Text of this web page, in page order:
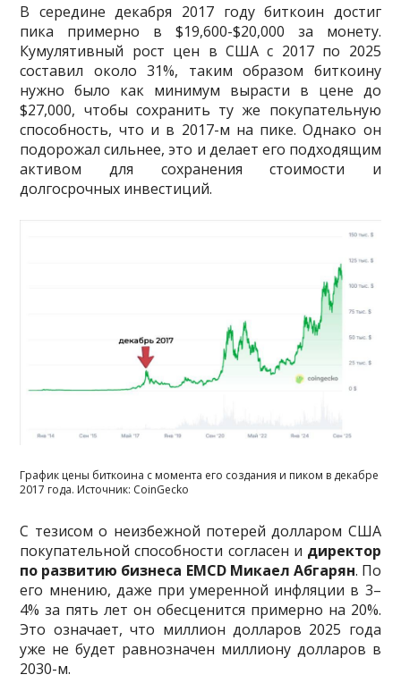
В середине декабря 2017 году биткоин достиг
пика примерно в $19,600-$20,000 за монету.
Кумулятивный рост цен в США с 2017 по 2025
составил около 31%, таким образом биткоину
нужно было как минимум вырасти в цене до
$27,000, чтобы сохранить ту же покупательную
способность, что и в 2017-м на пике. Однако он
подорожал сильнее, это и делает его подходящим
активом для сохранения стоимости и
долгосрочных инвестиций.
График цены биткоина с момента его создания и пиком в декабре
2017 года. Источник: CoinGecko
С тезисом о неизбежной потерей долларом США
покупательной способности согласен и директор
по развитию бизнеса EMCD Микаел Абгарян. По
его мнению, даже при умеренной инфляции в 3–
4% за пять лет он обесценится примерно на 20%.
Это означает, что миллион долларов 2025 года
уже не будет равнозначен миллиону долларов в
2030-м.